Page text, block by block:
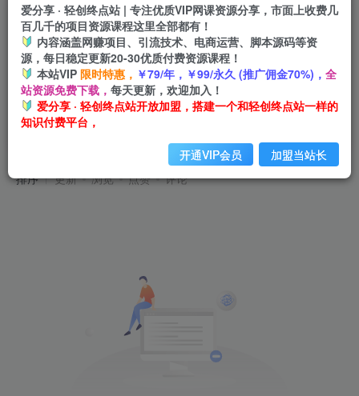
飞书个人版100G注册教程无需额外扩容
排序 更新 浏览 点赞 评论
爱分享 · 轻创终点站 | 专注优质VIP网课资源分享，市面上收费几
百几千的项目资源课程这里全部都有！
内容涵盖网赚项目、引流技术、电商运营、脚本源码等资
源，每日稳定更新20-30优质付费资源课程！
本站VIP 限时特惠， ￥79/年，￥99/永久 (推广佣金70%)， 全
站资源免费下载， 每天更新，欢迎加入！
爱分享 · 轻创终点站开放加盟，搭建一个和轻创终点站一样的
知识付费平台，
开通VIP会员 加盟当站长